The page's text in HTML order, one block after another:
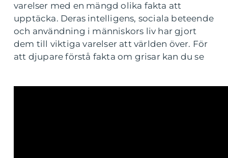
varelser med en mängd olika fakta att
upptäcka. Deras intelligens, sociala beteende
och användning i människors liv har gjort
dem till viktiga varelser att världen över. För
att djupare förstå fakta om grisar kan du se